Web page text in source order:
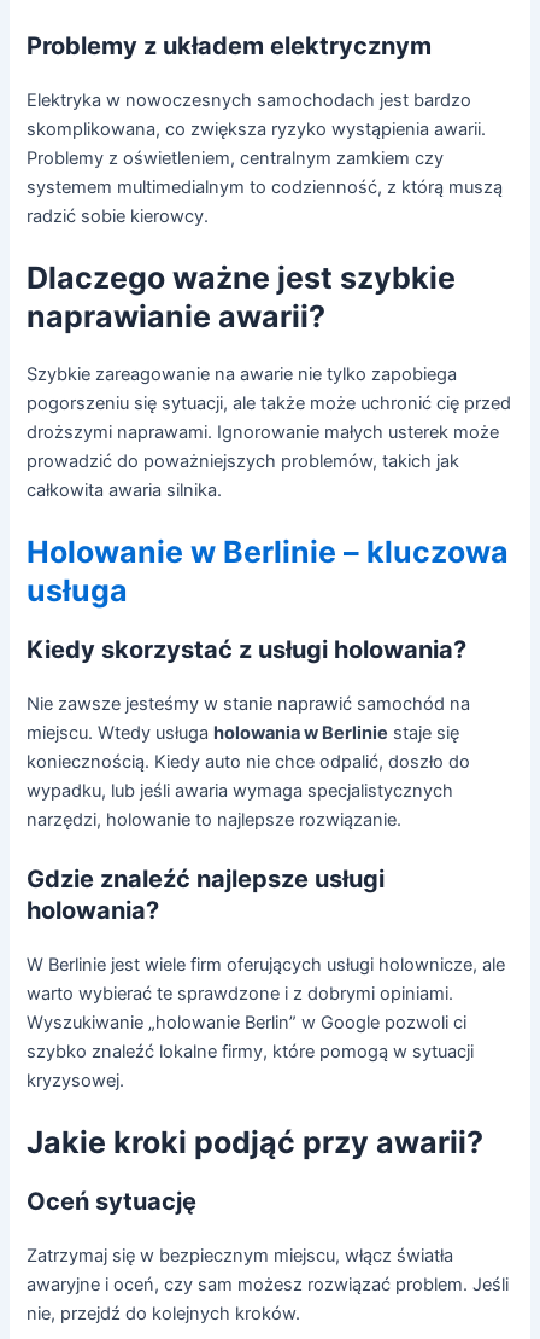
Problemy z układem elektrycznym
Elektryka w nowoczesnych samochodach jest bardzo
skomplikowana, co zwiększa ryzyko wystąpienia awarii.
Problemy z oświetleniem, centralnym zamkiem czy
systemem multimedialnym to codzienność, z którą muszą
radzić sobie kierowcy.
Dlaczego ważne jest szybkie
naprawianie awarii?
Szybkie zareagowanie na awarie nie tylko zapobiega
pogorszeniu się sytuacji, ale także może uchronić cię przed
droższymi naprawami. Ignorowanie małych usterek może
prowadzić do poważniejszych problemów, takich jak
całkowita awaria silnika.
Holowanie w Berlinie – kluczowa
usługa
Kiedy skorzystać z usługi holowania?
Nie zawsze jesteśmy w stanie naprawić samochód na
miejscu. Wtedy usługa holowania w Berlinie staje się
koniecznością. Kiedy auto nie chce odpalić, doszło do
wypadku, lub jeśli awaria wymaga specjalistycznych
narzędzi, holowanie to najlepsze rozwiązanie.
Gdzie znaleźć najlepsze usługi
holowania?
W Berlinie jest wiele firm oferujących usługi holownicze, ale
warto wybierać te sprawdzone i z dobrymi opiniami.
Wyszukiwanie „holowanie Berlin” w Google pozwoli ci
szybko znaleźć lokalne firmy, które pomogą w sytuacji
kryzysowej.
Jakie kroki podjąć przy awarii?
Oceń sytuację
Zatrzymaj się w bezpiecznym miejscu, włącz światła
awaryjne i oceń, czy sam możesz rozwiązać problem. Jeśli
nie, przejdź do kolejnych kroków.